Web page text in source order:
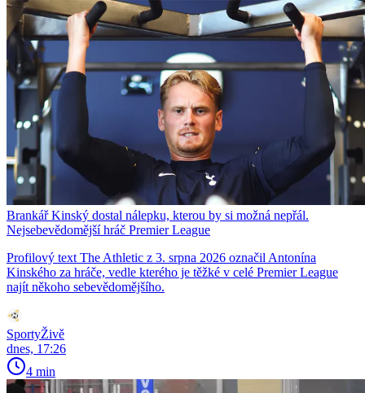
Brankář Kinský dostal nálepku, kterou by si možná nepřál.
Nejsebevědomější hráč Premier League
Profilový text The Athletic z 3. srpna 2026 označil Antonína
Kinského za hráče, vedle kterého je těžké v celé Premier League
najít někoho sebevědomějšího.
SportyŽivě
dnes, 17:26
4 min